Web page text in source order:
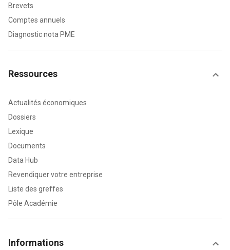
Brevets
Comptes annuels
Diagnostic nota PME
Ressources
Actualités économiques
Dossiers
Lexique
Documents
Data Hub
Revendiquer votre entreprise
Liste des greffes
Pôle Académie
Informations